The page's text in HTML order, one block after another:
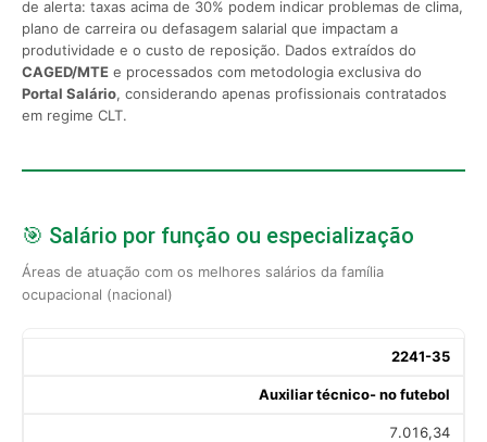
de alerta: taxas acima de 30% podem indicar problemas de clima,
plano de carreira ou defasagem salarial que impactam a
produtividade e o custo de reposição. Dados extraídos do
CAGED/MTE e processados com metodologia exclusiva do
Portal Salário, considerando apenas profissionais contratados
em regime CLT.
🎯 Salário por função ou especialização
Áreas de atuação com os melhores salários da família
ocupacional (nacional)
2241-35
Auxiliar técnico- no futebol
7.016,34